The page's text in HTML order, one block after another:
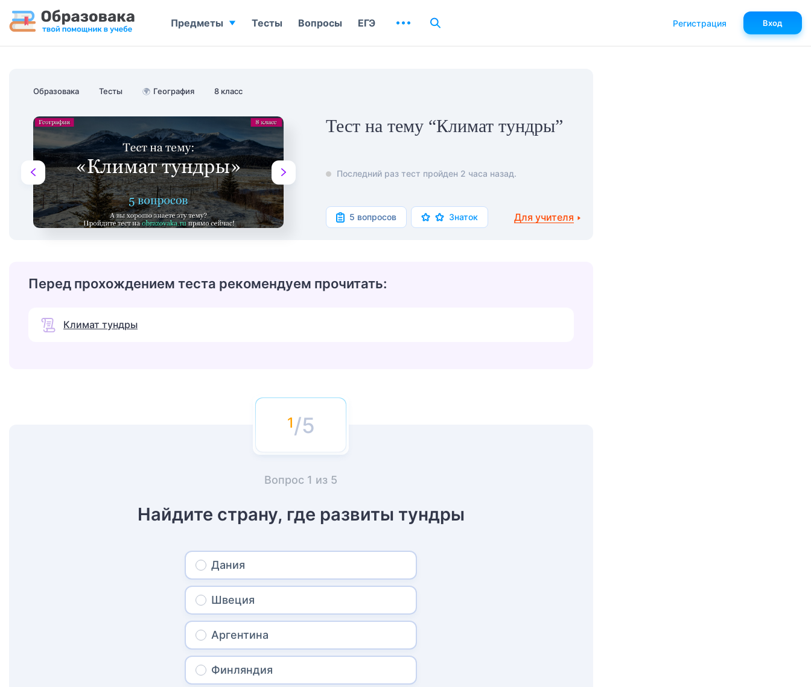
Образовака Тесты 🌍 География 8 класс
Тест на тему “Климат тундры”
Последний раз тест пройден 2 часа назад.
5 вопросов Знаток Для учителя
Перед прохождением теста рекомендуем прочитать:
Климат тундры
/5
Вопрос 1 из 5
Найдите страну, где развиты тундры
Дания
Швеция
Аргентина
Финляндия
Предметы Тесты Вопросы ЕГЭ Регистрация Вход